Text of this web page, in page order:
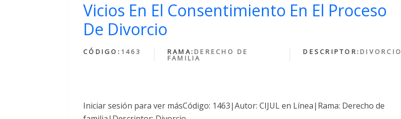
Vicios En El Consentimiento En El Proceso
De Divorcio
CÓDIGO: 1463 RAMA: DERECHO DE
FAMILIA
DESCRIPTOR: DIVORCIO
Iniciar sesión para ver másCódigo: 1463|Autor: CIJUL en Línea|Rama: Derecho de